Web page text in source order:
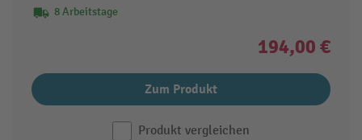
8 Arbeitstage
194,00 €
Zum Produkt
Produkt vergleichen